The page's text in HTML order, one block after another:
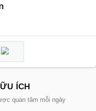
ÍCH
quan tâm mỗi ngày